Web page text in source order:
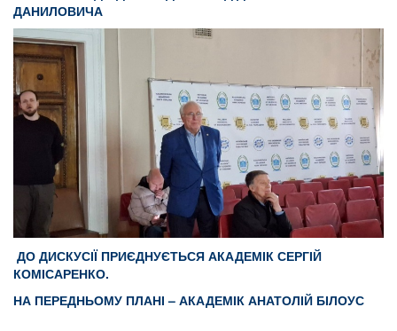
ДАНИЛОВИЧА
ДО ДИСКУСІЇ ПРИЄДНУЄТЬСЯ АКАДЕМІК СЕРГІЙ
КОМІСАРЕНКО.
НА ПЕРЕДНЬОМУ ПЛАНІ – АКАДЕМІК АНАТОЛІЙ БІЛОУС